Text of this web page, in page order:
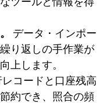
ツールと情報を得
データ・インポー
り返しの手作業が
上します。
レコードと口座残高
約でき、照合の頻